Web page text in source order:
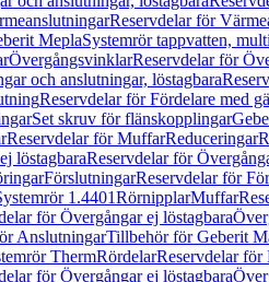
Reservdelar för
MeplaSystemrör tappvatten,
ÖvergångsvinklarReservdelar för
och anslutningar, löstagbara
Reservdelar för Fördelare med
Set skruv för flänskopplingar
Reservdelar för MuffarReduceringar
löstagbaraReservdelar för
FörslutningarReservdelar för
1.4401RörnipplarMuffar
för Övergångar ej löstagbara
AnslutningarTillbehör för Geberit
ThermRördelarReservdelar för
för Övergångar ej löstagbara